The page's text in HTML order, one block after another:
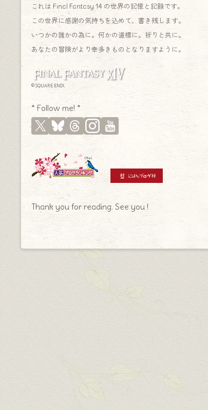
これは Final Fantasy 14 の世界の記憶と記録です。
この世界に感謝の気持ちを込めて、書き残します。
いつかの誰かの為に。何かの道標に。祈りと共に。
あなたの冒険がより幸多きものとなりますように。
© SQUARE ENIX
* Follow me! *
Thank you for reading. See you !